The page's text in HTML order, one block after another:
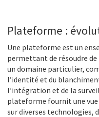
Plateforme :
Une plateforme est un
permettant de résoudre
un domaine particulier,
l’identité et du
l’intégration et de la
plateforme fournit une vue
sur diverses technologies,